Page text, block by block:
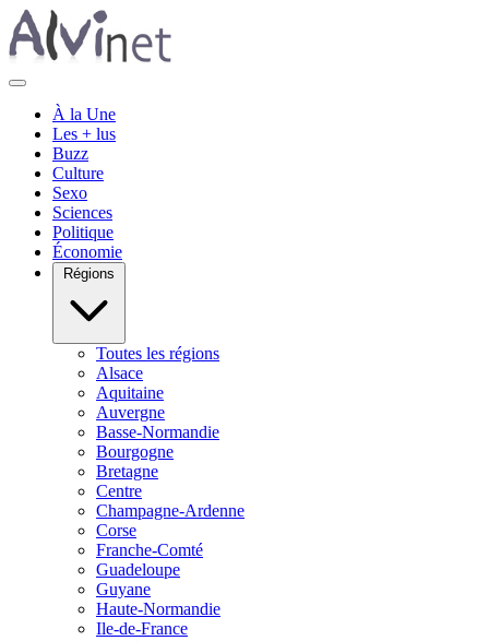
À la Une
Les + lus
Buzz
Culture
Sexo
Sciences
Politique
Économie
Régions
Toutes les régions
Alsace
Aquitaine
Auvergne
Basse-Normandie
Bourgogne
Bretagne
Centre
Champagne-Ardenne
Corse
Franche-Comté
Guadeloupe
Guyane
Haute-Normandie
Ile-de-France